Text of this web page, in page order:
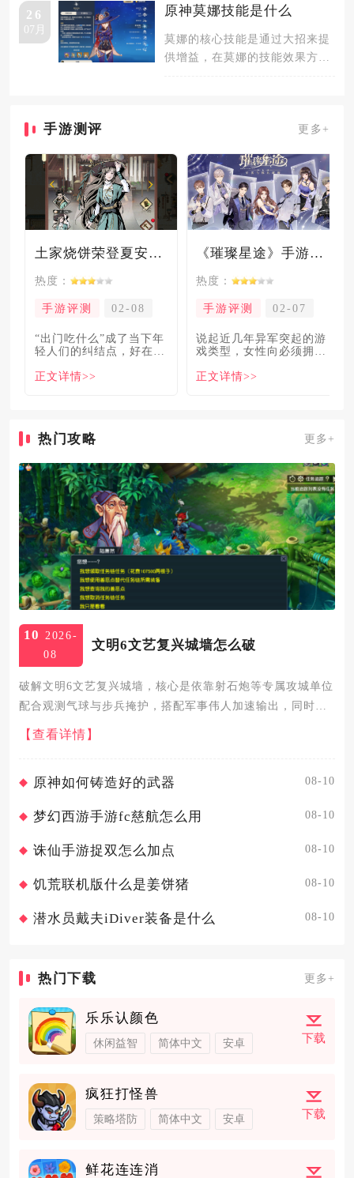
应关系
26
07月
原神莫娜技能是什么
莫娜的核心技能是通过大招来提
供增益，在莫娜的技能效果方
手游测评 更多+
土家烧饼荣登夏安必吃榜？烧饼西施摇身成流量网红！
热度：
手游评测 02-08
“出门吃什么”成了当下年
轻人们的纠结点，好在美
解
正文详情>>
《璀璨星途》手游测评：专注事业与搞钱，这波“真香”了！
热度：
手游评测 02-07
说起近几年异军突起的游
戏类型，女性向必须拥有
名大
正文详情>>
热门攻略 更多+
10 2026-
08
文明6文艺复兴城墙怎么破
破解文明6文艺复兴城墙，核心是依靠射石炮等专属攻城单位
配合观测气球与步兵掩护，搭配军事伟人加速输出，同时可
通过科技攀升至钢铁时代让城墙直接失效，或用海军远程单
位、后期空中单位辅助破墙。文艺复兴城墙免疫破城槌与攻
【查看详情】
原神如何铸造好的武器 08-10
梦幻西游手游fc慈航怎么用 08-10
诛仙手游捉双怎么加点 08-10
饥荒联机版什么是姜饼猪 08-10
潜水员戴夫iDiver装备是什么 08-10
热门下载 更多+
乐乐认颜色
休闲益智 简体中文 安卓 下载
疯狂打怪兽
策略塔防 简体中文 安卓 下载
鲜花连连消